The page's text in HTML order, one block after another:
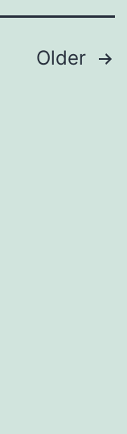
Older